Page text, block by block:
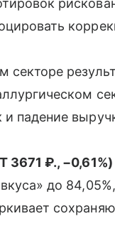
секторе
падение
3671 ₽., −0,61%)
до